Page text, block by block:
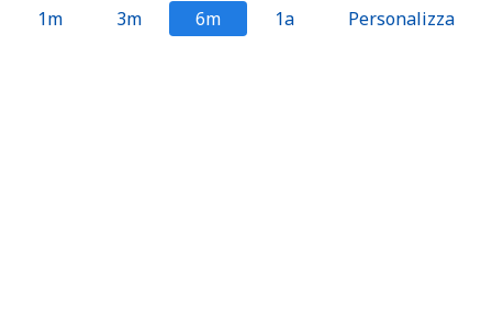
1m 3m 6m 1a Personalizza